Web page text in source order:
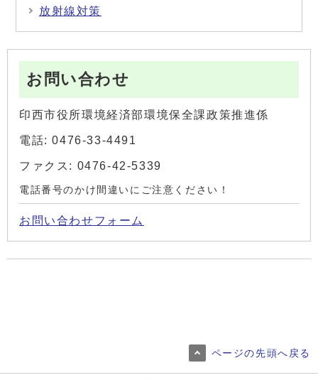
放射線対策
お問い合わせ
印西市役所環境経済部環境保全課政策推進係
電話: 0476-33-4491
ファクス: 0476-42-5339
電話番号のかけ間違いにご注意ください！
お問い合わせフォーム
ページの先頭へ戻る